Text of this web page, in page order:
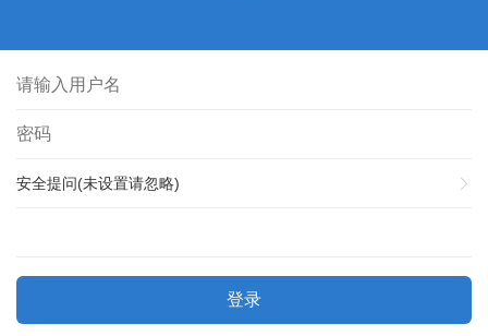
安全提问(未设置请忽略)
登录